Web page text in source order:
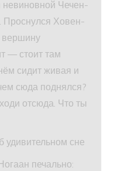
Чечен-
Проснулся Ховен-
вершину
— стоит там
сидит живая и
сюда поднялся?
отсюда. Что ты
удивительном сне
печально: